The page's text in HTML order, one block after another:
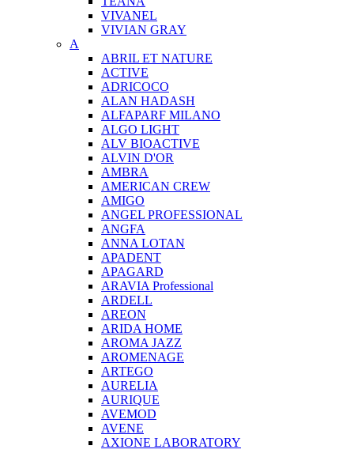
VIVANEL
VIVIAN GRAY
A
ABRIL ET NATURE
ACTIVE
ADRICOCO
ALAN HADASH
ALFAPARF MILANO
ALGO LIGHT
ALV BIOACTIVE
ALVIN D'OR
AMBRA
AMERICAN CREW
AMIGO
ANGEL PROFESSIONAL
ANGFA
ANNA LOTAN
APADENT
APAGARD
ARAVIA Professional
ARDELL
AREON
ARIDA HOME
AROMA JAZZ
AROMENAGE
ARTEGO
AURELIA
AURIQUE
AVEMOD
AVENE
AXIONE LABORATORY